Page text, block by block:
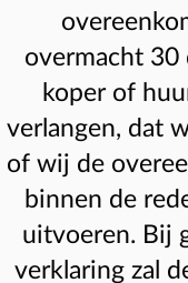
overmacht 30
koper of
verlangen, dat
of wij de
binnen de
uitvoeren. Bij
verklaring zal